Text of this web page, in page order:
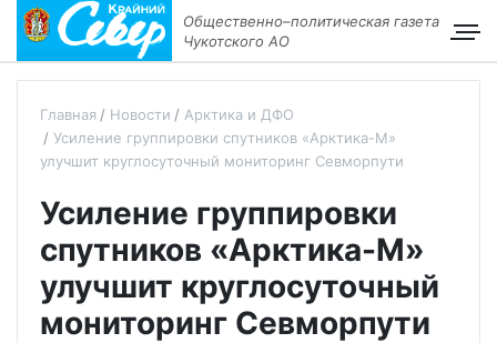
Общественно–политическая газета
Чукотского АО
Главная Новости
Арктика и ДФО
Усиление группировки спутников «Арктика-М»
улучшит круглосуточный мониторинг Севморпути
Усиление группировки
спутников «Арктика-М»
улучшит круглосуточный
мониторинг Севморпути